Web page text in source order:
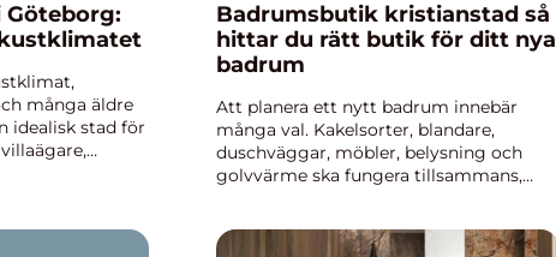
många äldre
idealisk stad för
Badrumsbutik kristianstad så
hittar du rätt butik för ditt nya
badrum
Att planera ett nytt badrum innebär
många val. Kakelsorter, blandare,
duschväggar, möbler, belysning och
golvvärme ska fungera tillsammans,
Kristianstad kan göra hela skillnade...